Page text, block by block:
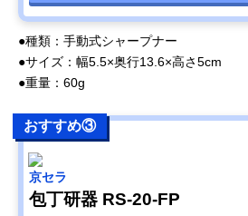
●種類：手動式シャープナー
●サイズ：幅5.5×奥行13.6×高さ5cm
●重量：60g
おすすめ③
京セラ
包丁研器 RS-20-FP